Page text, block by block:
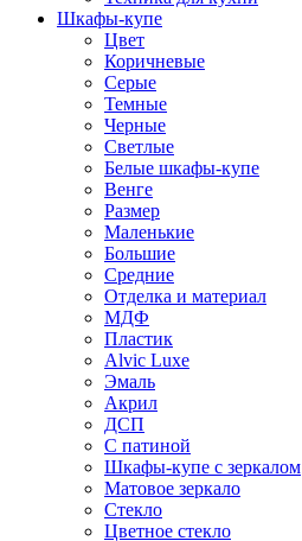
Шкафы-купе
Цвет
Коричневые
Серые
Темные
Черные
Светлые
Белые шкафы-купе
Венге
Размер
Маленькие
Большие
Средние
Отделка и материал
МДФ
Пластик
Alvic Luxe
Эмаль
Акрил
ДСП
С патиной
Шкафы-купе с зеркалом
Матовое зеркало
Стекло
Цветное стекло